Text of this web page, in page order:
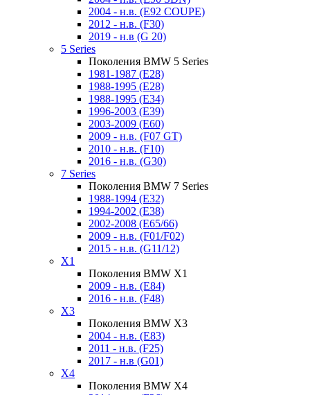
2004 - н.в. (E92 COUPE)
2012 - н.в. (F30)
2019 - н.в (G 20)
5 Series
Поколения BMW 5 Series
1981-1987 (E28)
1988-1995 (E28)
1988-1995 (E34)
1996-2003 (E39)
2003-2009 (E60)
2009 - н.в. (F07 GT)
2010 - н.в. (F10)
2016 - н.в. (G30)
7 Series
Поколения BMW 7 Series
1988-1994 (E32)
1994-2002 (E38)
2002-2008 (E65/66)
2009 - н.в. (F01/F02)
2015 - н.в. (G11/12)
X1
Поколения BMW X1
2009 - н.в. (E84)
2016 - н.в. (F48)
X3
Поколения BMW X3
2004 - н.в. (E83)
2011 - н.в. (F25)
2017 - н.в (G01)
X4
Поколения BMW X4